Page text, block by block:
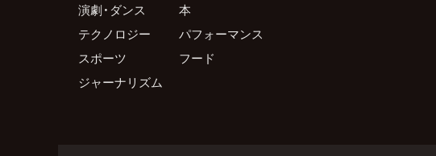
演劇・ダンス
本
テクノロジー
パフォーマンス
スポーツ
フード
ジャーナリズム